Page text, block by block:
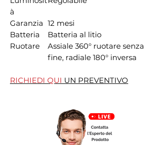
à
Garanzia 12 mesi
Batteria
Batteria al litio
Ruotare
Assiale 360° ruotare senza
fine, radiale 180° inversa
RICHIEDI QUI UN PREVENTIVO